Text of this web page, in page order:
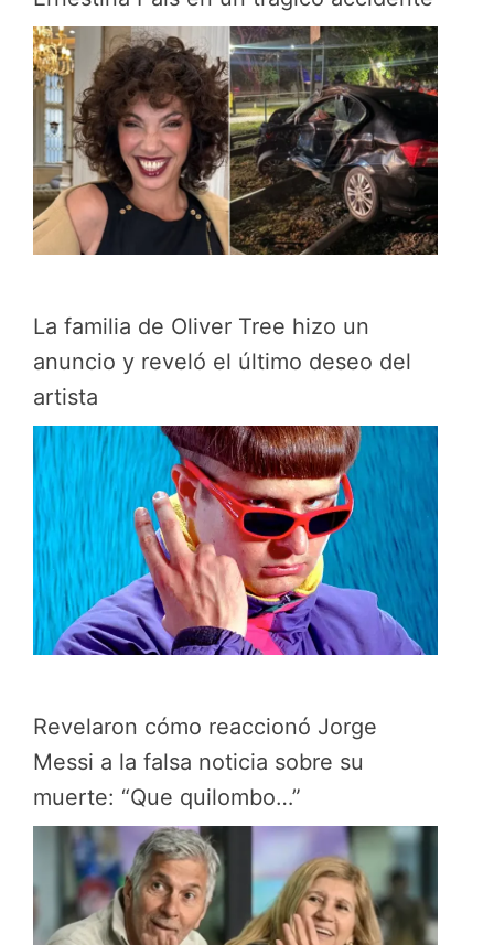
La familia de Oliver Tree hizo un
anuncio y reveló el último deseo del
artista
Revelaron cómo reaccionó Jorge
Messi a la falsa noticia sobre su
muerte: “Que quilombo…”